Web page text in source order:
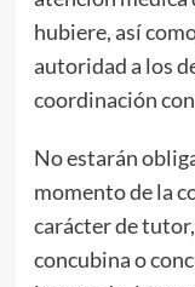
hubiere, así
autoridad a los
coordinación
No estarán
momento de la
carácter de
concubina o